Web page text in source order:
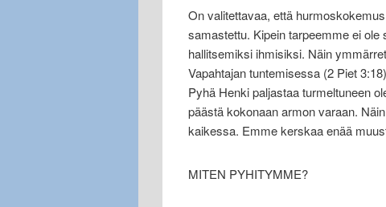
On valitettavaa, että
samastettu. Kipein tarpeemme ei
hallitsemiksi ihmisiksi. Näin
Vapahtajan tuntemisessa (2 Piet
Pyhä Henki paljastaa turmeltuneen
päästä kokonaan armon varaan.
kaikessa. Emme kerskaa enää
MITEN PYHITYMME?